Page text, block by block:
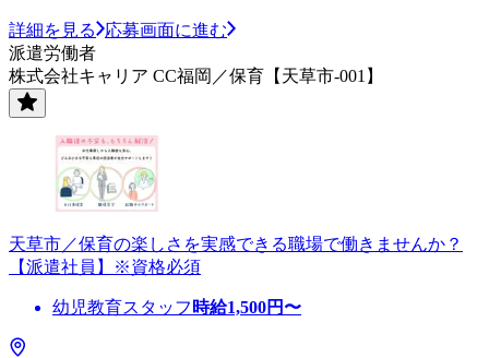
詳細を見る
応募画面に進む
派遣労働者
株式会社キャリア CC福岡／保育【天草市-001】
天草市／保育の楽しさを実感できる職場で働きませんか？
【派遣社員】※資格必須
幼児教育スタッフ 時給1,500円〜